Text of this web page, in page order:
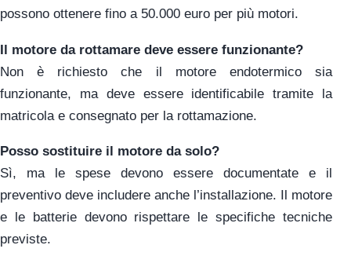
possono ottenere fino a 50.000 euro per più motori.
Il motore da rottamare deve essere funzionante?
Non è richiesto che il motore endotermico sia
funzionante, ma deve essere identificabile tramite la
matricola e consegnato per la rottamazione.
Posso sostituire il motore da solo?
Sì, ma le spese devono essere documentate e il
preventivo deve includere anche l’installazione. Il motore
e le batterie devono rispettare le specifiche tecniche
previste.